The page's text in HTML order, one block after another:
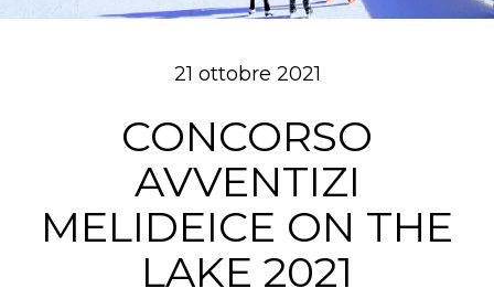
21 ottobre 2021
CONCORSO
AVVENTIZI
MELIDEICE ON THE
LAKE 2021